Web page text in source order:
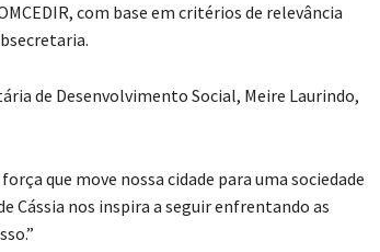
com base em critérios de relevância
de Desenvolvimento Social, Meire Laurindo,
que move nossa cidade para uma sociedade
Cássia nos inspira a seguir enfrentando as